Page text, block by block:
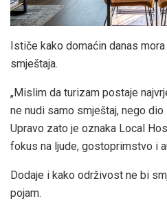
Ističe kako domaćin danas
smještaja.
„Mislim da turizam postaje
ne nudi samo smještaj, nego
Upravo zato je oznaka Local
fokus na ljude, gostoprimstvo i
Dodaje i kako održivost ne bi
pojam.